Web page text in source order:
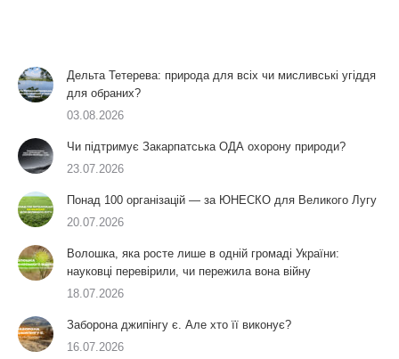
Дельта Тетерева: природа для всіх чи мисливські угіддя
для обраних?
03.08.2026
Чи підтримує Закарпатська ОДА охорону природи?
23.07.2026
Понад 100 організацій — за ЮНЕСКО для Великого Лугу
20.07.2026
Волошка, яка росте лише в одній громаді України:
науковці перевірили, чи пережила вона війну
18.07.2026
Заборона джипінгу є. Але хто її виконує?
16.07.2026